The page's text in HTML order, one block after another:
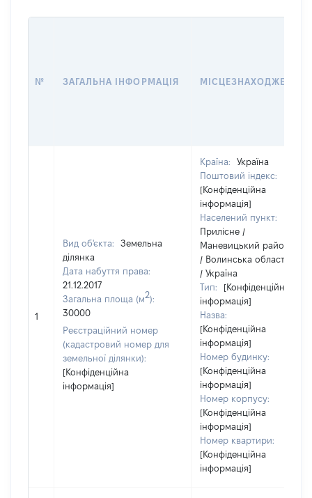
№ ЗАГАЛЬНА ІНФОРМАЦІЯ МІСЦЕЗНАХОДЖЕННЯ
1
Вид об'єкта:
Земельна
ділянка
Дата набуття права:
21.12.2017
Загальна площа (м2):
30000
Реєстраційний номер
(кадастровий номер для
земельної ділянки):
[Конфіденційна
інформація]
Країна:
Україна
Поштовий індекс:
[Конфіденційна
інформація]
Населений пункт:
Прилісне /
Маневицький район
/ Волинська область
/ Україна
Тип:
[Конфіденційна
інформація]
Назва:
[Конфіденційна
інформація]
Номер будинку:
[Конфіденційна
інформація]
Номер корпусу:
[Конфіденційна
інформація]
Номер квартири:
[Конфіденційна
інформація]